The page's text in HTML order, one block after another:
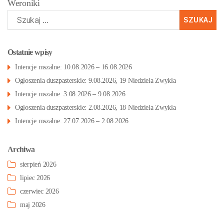
Weroniki
Szukaj:
Ostatnie wpisy
Intencje mszalne: 10.08.2026 – 16.08.2026
Ogłoszenia duszpasterskie: 9.08.2026, 19 Niedziela Zwykła
Intencje mszalne: 3.08.2026 – 9.08.2026
Ogłoszenia duszpasterskie: 2.08.2026, 18 Niedziela Zwykła
Intencje mszalne: 27.07.2026 – 2.08.2026
Archiwa
sierpień 2026
lipiec 2026
czerwiec 2026
maj 2026